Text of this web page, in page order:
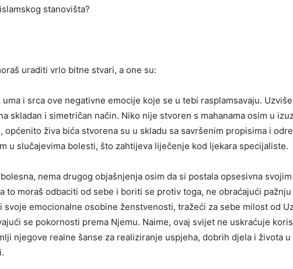
stanovišta?
uraditi vrlo bitne stvari, a one su:
i srca ove negativne emocije koje se u tebi rasplamsavaju.
skladan i simetričan način. Niko nije stvoren s mahanama osim u
općenito živa bića stvorena su u skladu sa savršenim propisima i
u slučajevima bolesti, što zahtijeva liječenje kod ljekara specijaliste.
nema drugog objašnjenja osim da si postala opsesivna svojim
to moraš odbaciti od sebe i boriti se protiv toga, ne obraćajući
svoje emocionalne osobine ženstvenosti, tražeći za sebe milost od
se pokornosti prema Njemu. Naime, ovaj svijet ne uskraćuje
njegove realne šanse za realiziranje uspjeha, dobrih djela i života u